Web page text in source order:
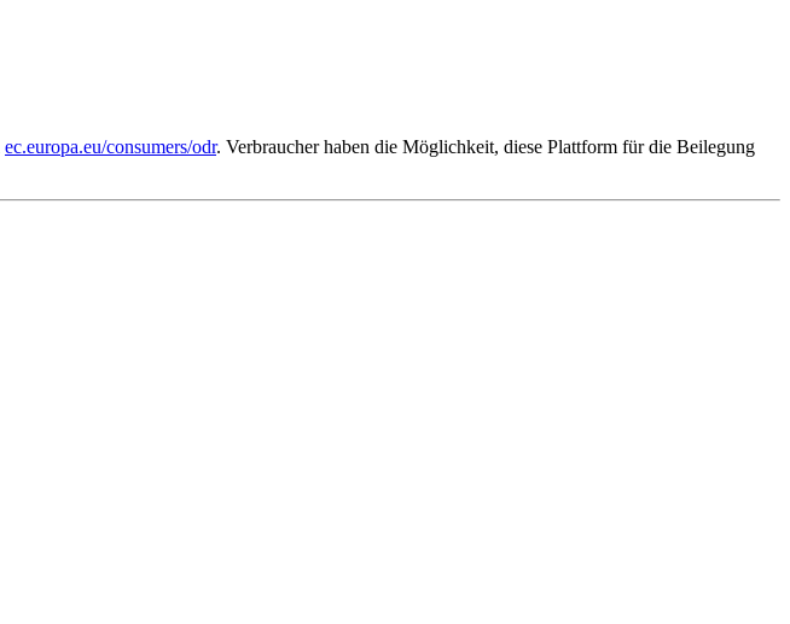
ec.europa.eu/consumers/odr. Verbraucher haben die Möglichkeit, diese Plattform für die Beilegung